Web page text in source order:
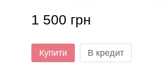
1 500 грн
Купити В кредит